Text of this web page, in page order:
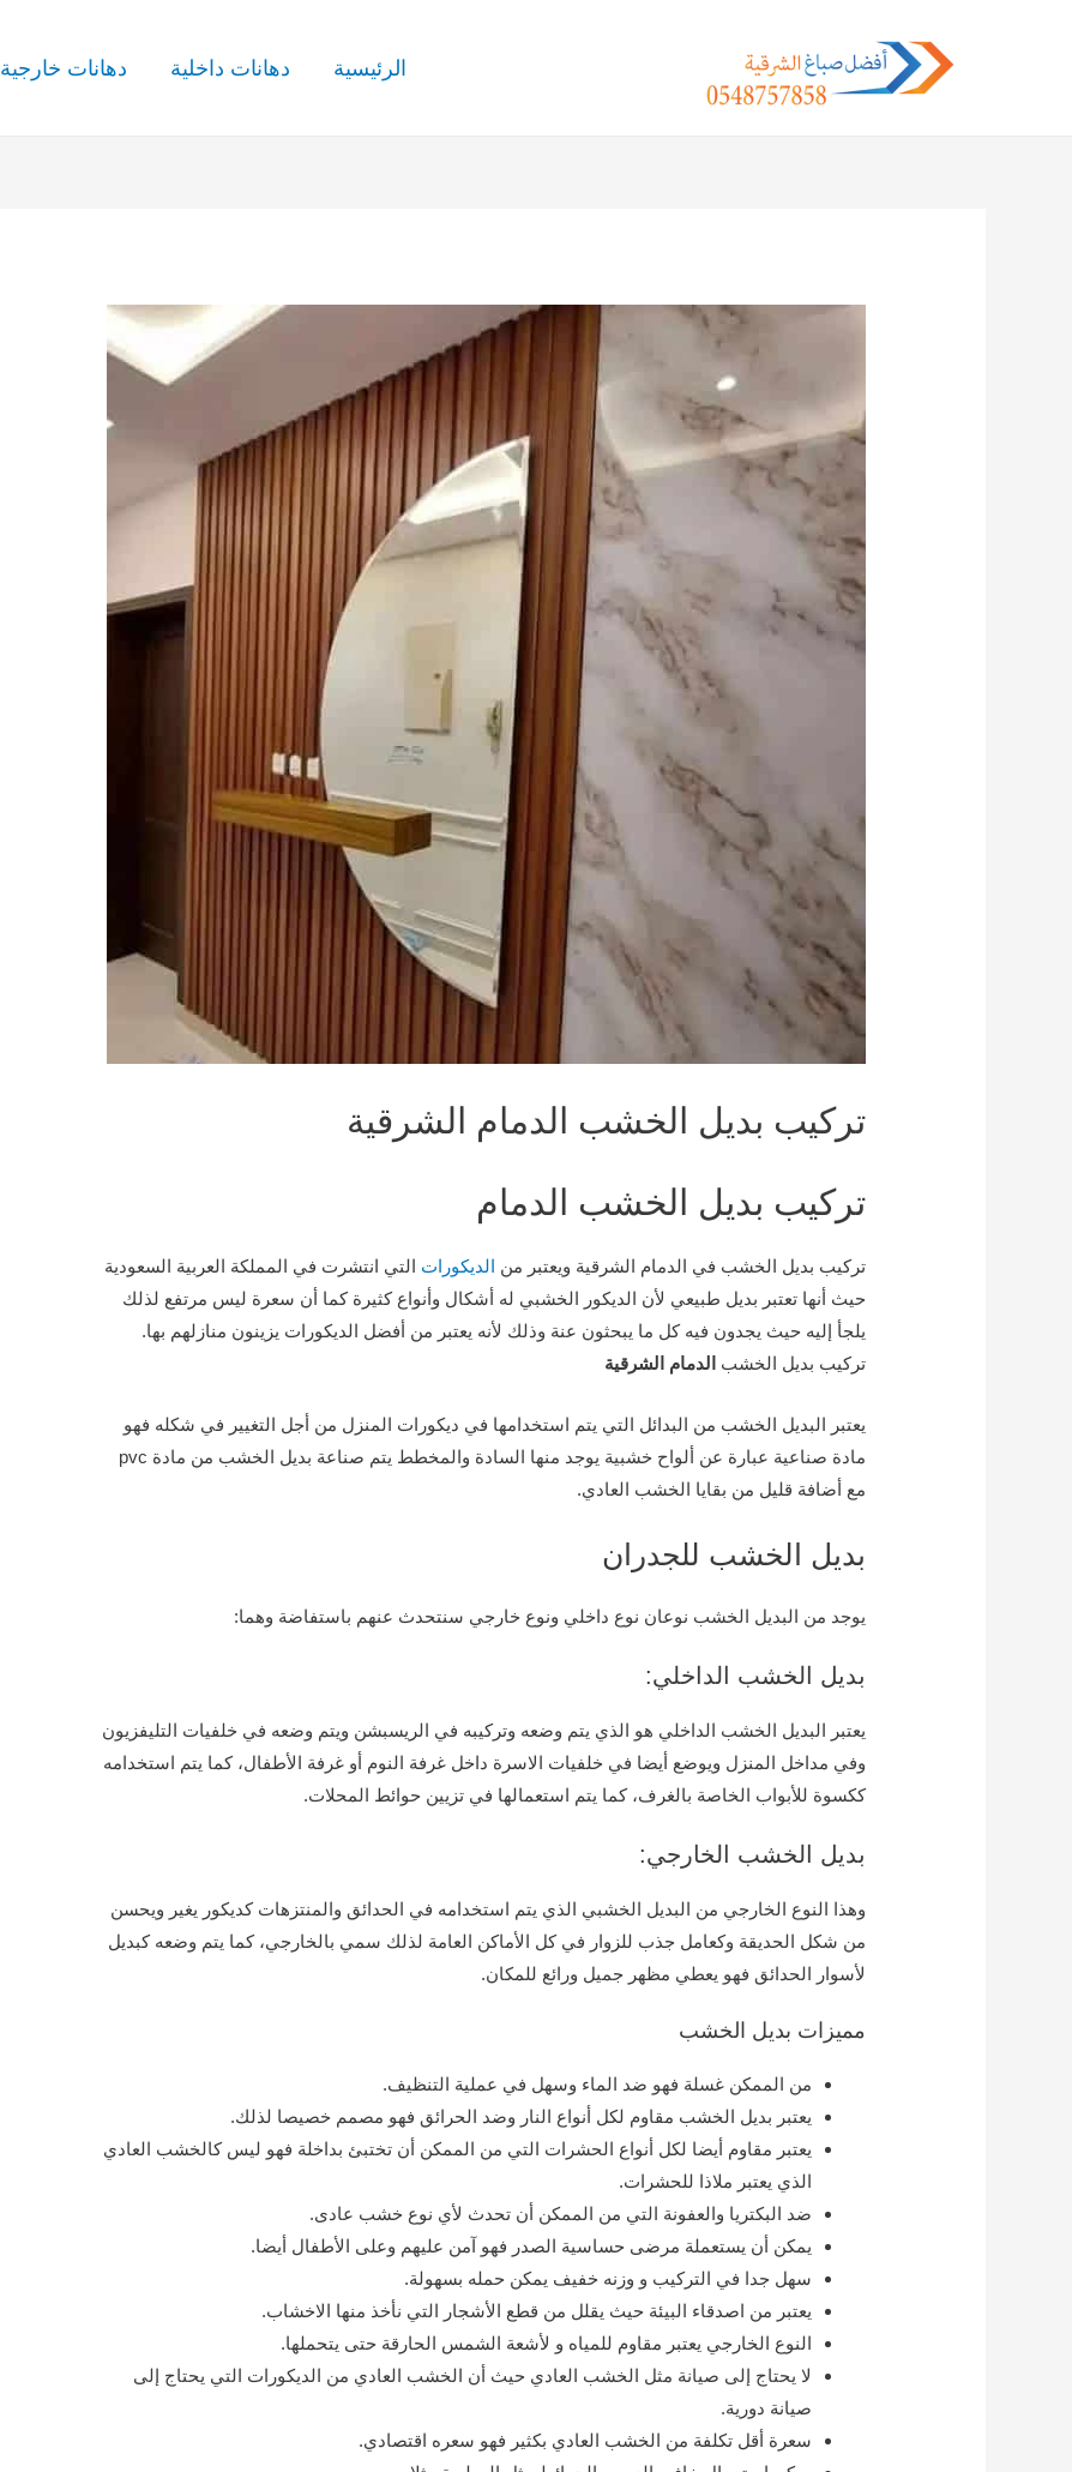
الرئيسية دهانات داخلية دهانات خارجية
تركيب بديل الخشب الدمام الشرقية
تركيب بديل الخشب الدمام
تركيب بديل الخشب في الدمام الشرقية ويعتبر من الديكورات التي انتشرت في المملكة العربية السعودية
حيث أنها تعتبر بديل طبيعي لأن الديكور الخشبي له أشكال وأنواع كثيرة كما أن سعرة ليس مرتفع لذلك
يلجأ إليه حيث يجدون فيه كل ما يبحثون عنة وذلك لأنه يعتبر من أفضل الديكورات يزينون منازلهم بها.
تركيب بديل الخشب الدمام الشرقية
يعتبر البديل الخشب من البدائل التي يتم استخدامها في ديكورات المنزل من أجل التغيير في شكله فهو
مادة صناعية عبارة عن ألواح خشبية يوجد منها السادة والمخطط يتم صناعة بديل الخشب من مادة pvc
مع أضافة قليل من بقايا الخشب العادي.
بديل الخشب للجدران
يوجد من البديل الخشب نوعان نوع داخلي ونوع خارجي سنتحدث عنهم باستفاضة وهما:
بديل الخشب الداخلي:
يعتبر البديل الخشب الداخلي هو الذي يتم وضعه وتركيبه في الريسبشن ويتم وضعه في خلفيات التليفزيون
وفي مداخل المنزل ويوضع أيضا في خلفيات الاسرة داخل غرفة النوم أو غرفة الأطفال، كما يتم استخدامه
ككسوة للأبواب الخاصة بالغرف، كما يتم استعمالها في تزيين حوائط المحلات.
بديل الخشب الخارجي:
وهذا النوع الخارجي من البديل الخشبي الذي يتم استخدامه في الحدائق والمنتزهات كديكور يغير ويحسن
من شكل الحديقة وكعامل جذب للزوار في كل الأماكن العامة لذلك سمي بالخارجي، كما يتم وضعه كبديل
لأسوار الحدائق فهو يعطي مظهر جميل ورائع للمكان.
مميزات بديل الخشب
من الممكن غسلة فهو ضد الماء وسهل في عملية التنظيف.
يعتبر بديل الخشب مقاوم لكل أنواع النار وضد الحرائق فهو مصمم خصيصا لذلك.
يعتبر مقاوم أيضا لكل أنواع الحشرات التي من الممكن أن تختبئ بداخلة فهو ليس كالخشب العادي
الذي يعتبر ملاذا للحشرات.
ضد البكتريا والعفونة التي من الممكن أن تحدث لأي نوع خشب عادى.
يمكن أن يستعملة مرضى حساسية الصدر فهو آمن عليهم وعلى الأطفال أيضا.
سهل جدا في التركيب و وزنه خفيف يمكن حمله بسهولة.
يعتبر من اصدقاء البيئة حيث يقلل من قطع الأشجار التي نأخذ منها الاخشاب.
النوع الخارجي يعتبر مقاوم للمياه و لأشعة الشمس الحارقة حتى يتحملها.
لا يحتاج إلى صيانة مثل الخشب العادي حيث أن الخشب العادي من الديكورات التي يحتاج إلى
صيانة دورية.
سعرة أقل تكلفة من الخشب العادي بكثير فهو سعره اقتصادي.